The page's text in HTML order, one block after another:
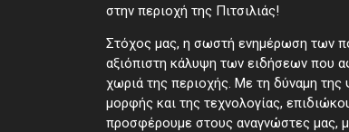
στην περιοχή της Πιτσιλιάς!
Στόχος μας, η σωστή ενημέρωση των
αξιόπιστη κάλυψη των ειδήσεων που
χωριά της περιοχής. Με τη δύναμη της
μορφής και της τεχνολογίας,
προσφέρουμε στους αναγνώστες μας,